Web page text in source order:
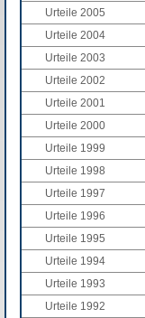
Urteile 2005
Urteile 2004
Urteile 2003
Urteile 2002
Urteile 2001
Urteile 2000
Urteile 1999
Urteile 1998
Urteile 1997
Urteile 1996
Urteile 1995
Urteile 1994
Urteile 1993
Urteile 1992